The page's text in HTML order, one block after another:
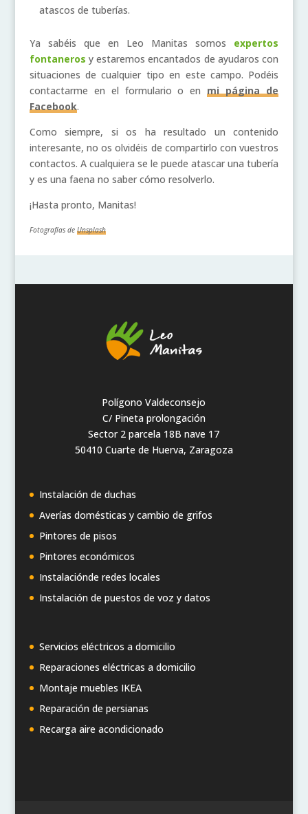
atascos de tuberías.
Ya sabéis que en Leo Manitas somos expertos
fontaneros y estaremos encantados de ayudaros con
situaciones de cualquier tipo en este campo. Podéis
contactarme en el formulario o enmi página de
Facebook.
Como siempre, si os ha resultado un contenido
interesante, no os olvidéis de compartirlo con vuestros
contactos. A cualquiera se le puede atascar una tubería
y es una faena no saber cómo resolverlo.
¡Hasta pronto, Manitas!
Fotografías de Unsplash
Polígono Valdeconsejo
C/ Pineta prolongación
Sector 2 parcela 18B nave 17
50410 Cuarte de Huerva, Zaragoza
Instalación de duchas
Averías domésticas y cambio de grifos
Pintores de pisos
Pintores económicos
Instalaciónde redes locales
Instalación de puestos de voz y datos
Servicios eléctricos a domicilio
Reparaciones eléctricas a domicilio
Montaje muebles IKEA
Reparación de persianas
Recarga aire acondicionado